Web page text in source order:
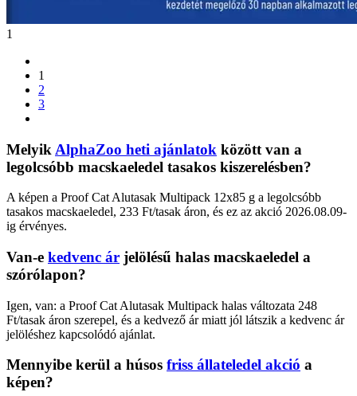
1
1
2
3
Melyik AlphaZoo heti ajánlatok között van a
legolcsóbb macskaeledel tasakos kiszerelésben?
A képen a Proof Cat Alutasak Multipack 12x85 g a legolcsóbb
tasakos macskaeledel, 233 Ft/tasak áron, és ez az akció 2026.08.09-
ig érvényes.
Van-e kedvenc ár jelölésű halas macskaeledel a
szórólapon?
Igen, van: a Proof Cat Alutasak Multipack halas változata 248
Ft/tasak áron szerepel, és a kedvező ár miatt jól látszik a kedvenc ár
jelöléshez kapcsolódó ajánlat.
Mennyibe kerül a húsos friss állateledel akció a
képen?